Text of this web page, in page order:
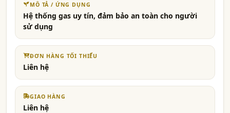
MÔ TẢ / ỨNG DỤNG
Hệ thống gas uy tín, đảm bảo an toàn cho người
sử dụng
ĐƠN HÀNG TỐI THIỂU
Liên hệ
GIAO HÀNG
Liên hệ